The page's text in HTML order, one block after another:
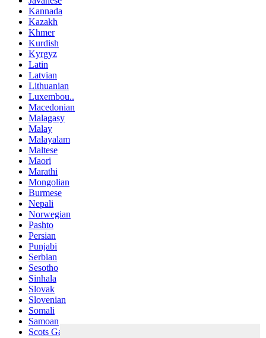
Kannada
Kazakh
Khmer
Kurdish
Kyrgyz
Latin
Latvian
Lithuanian
Luxembou..
Macedonian
Malagasy
Malay
Malayalam
Maltese
Maori
Marathi
Mongolian
Burmese
Nepali
Norwegian
Pashto
Persian
Punjabi
Serbian
Sesotho
Sinhala
Slovak
Slovenian
Somali
Samoan
Scots Gaelic